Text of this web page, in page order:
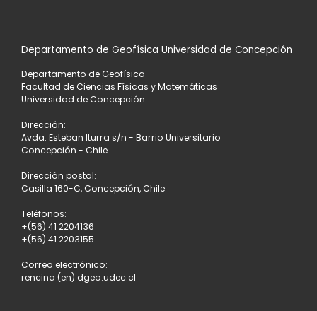
Departamento de Geofísica Universidad de Concepción
Departamento de Geofísica
Facultad de Ciencias Físicas y Matemáticas
Universidad de Concepción
Dirección:
Avda. Esteban Iturra s/n - Barrio Universitario
Concepción - Chile
Dirección postal:
Casilla 160-C, Concepción, Chile
Teléfonos:
+(56) 41 2204136
+(56) 41 2203155
Correo electrónico:
rencina (en) dgeo.udec.cl